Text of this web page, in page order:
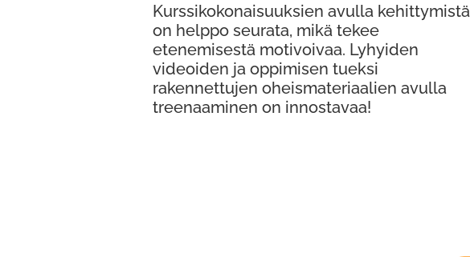
Kurssikokonaisuuksien avulla kehittymistä
on helppo seurata, mikä tekee
etenemisestä motivoivaa. Lyhyiden
videoiden ja oppimisen tueksi
rakennettujen oheismateriaalien avulla
treenaaminen on innostavaa!